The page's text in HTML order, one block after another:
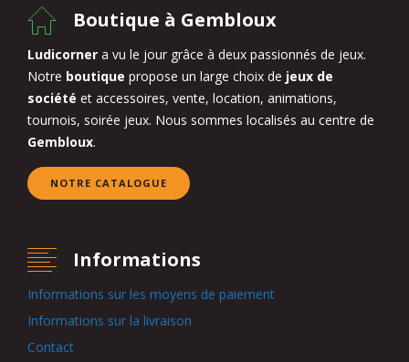
Boutique à Gembloux
Ludicorner a vu le jour grâce à deux passionnés de jeux.
Notre boutique propose un large choix de jeux de
société et accessoires, vente, location, animations,
tournois, soirée jeux. Nous sommes localisés au centre de
Gembloux.
NOTRE CATALOGUE
Informations
Informations sur les moyens de paiement
Informations sur la livraison
Contact